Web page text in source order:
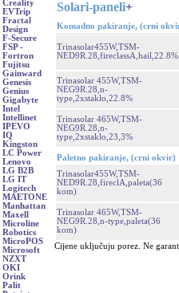
Creality
EVTrip
Fractal
Design
F-Secure
FSP -
Fortron
Fujitsu
Gainward
Genesis
Genius
Gigabyte
Intel
Intellinet
IPEVO
IQ
Kingston
LC Power
Lenovo
LG B2B
LG IT
Logitech
MAETONE
Manhattan
Maxell
Microline
Robotics
MicroPOS
Microsoft
NZXT
OKI
Orink
Palit
Solari-paneli+
Komadno pakiranje, (crni
Trinasolar455W,TSM-
NED9R.28,fireclassA,hail,22.8%
Trinasolar 455W,TSM-
NEG9R.28,n-
type,2xstaklo,22.8%
Trinasolar 465W,TSM-
NEG9R.28,n-
type,2xstaklo,23,3%
Paletno pakiranje, (crni okvir)
Trinasolar455W,TSM-
NED9R.28,fireclA,paleta(36
kom)
Trinasolar 465W,TSM-
NEG9R.28,n-type,paleta(36
kom)
Cijene uključuju porez. Ne